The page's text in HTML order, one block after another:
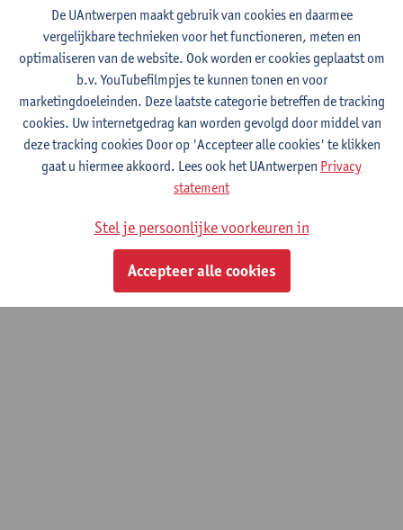
+3232654272
Toon e-mailadres
Diana Arbaiza
ondervoorzitter
tel:+3232654256
Toon e-mailadres
De UAntwerpen maakt gebruik van cookies en daarmee
vergelijkbare technieken voor het functioneren, meten en
optimaliseren van de website. Ook worden er cookies geplaatst om
b.v. YouTubefilmpjes te kunnen tonen en voor
marketingdoeleinden. Deze laatste categorie betreffen de tracking
cookies. Uw internetgedrag kan worden gevolgd door middel van
deze tracking cookies Door op 'Accepteer alle cookies' te klikken
gaat u hiermee akkoord. Lees ook het UAntwerpen Privacy
statement
Stel je persoonlijke voorkeuren in
Accepteer alle cookies